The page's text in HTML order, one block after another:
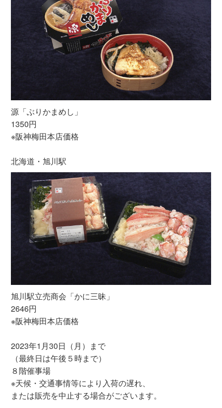
源「ぶりかまめし」
1350円
※阪神梅田本店価格
北海道・旭川駅
旭川駅立売商会「かに三昧」
2646円
※阪神梅田本店価格
2023年1月30日（月）まで
（最終日は午後５時まで）
８階催事場
※天候・交通事情等により入荷の遅れ、
または販売を中止する場合がございます。